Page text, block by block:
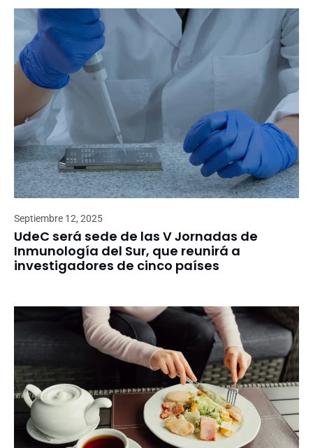
Septiembre 12, 2025
UdeC será sede de las V Jornadas de
Inmunología del Sur, que reunirá a
investigadores de cinco países